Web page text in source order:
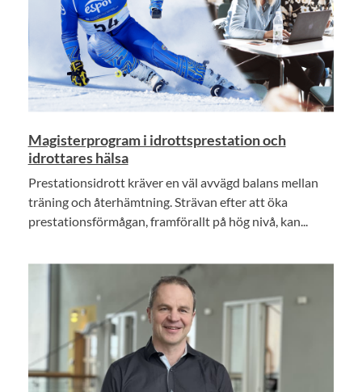
Magisterprogram i idrottsprestation och
idrottares hälsa
Prestationsidrott kräver en väl avvägd balans mellan
träning och återhämtning. Strävan efter att öka
prestationsförmågan, framförallt på hög nivå, kan...